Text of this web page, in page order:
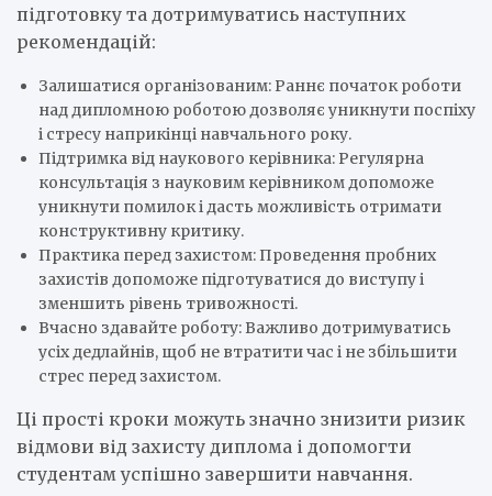
підготовку та дотримуватись наступних
рекомендацій:
Залишатися організованим: Раннє початок роботи
над дипломною роботою дозволяє уникнути поспіху
і стресу наприкінці навчального року.
Підтримка від наукового керівника: Регулярна
консультація з науковим керівником допоможе
уникнути помилок і дасть можливість отримати
конструктивну критику.
Практика перед захистом: Проведення пробних
захистів допоможе підготуватися до виступу і
зменшить рівень тривожності.
Вчасно здавайте роботу: Важливо дотримуватись
усіх дедлайнів, щоб не втратити час і не збільшити
стрес перед захистом.
Ці прості кроки можуть значно знизити ризик
відмови від захисту диплома і допомогти
студентам успішно завершити навчання.